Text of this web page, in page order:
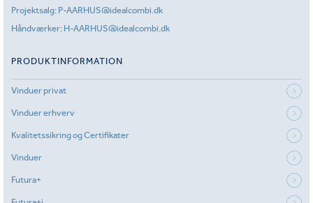
Projektsalg: P-AARHUS@idealcombi.dk
Håndværker: H-AARHUS@idealcombi.dk
PRODUKTINFORMATION
Vinduer privat
Vinduer erhverv
Kvalitetssikring og Certifikater
Vinduer
Futura+